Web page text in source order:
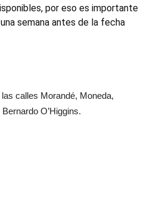
por eso es importante
semana antes de la fecha
calles Morandé, Moneda,
O’Higgins.